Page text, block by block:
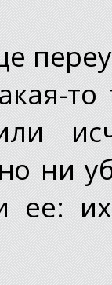
ни
ее: